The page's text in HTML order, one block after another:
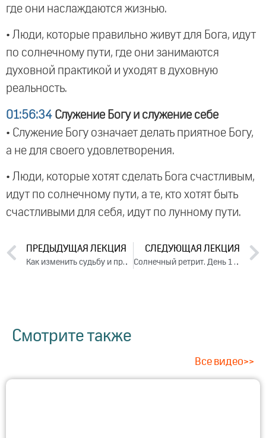
где они наслаждаются жизнью.
• Люди, которые правильно живут для Бога, идут
по солнечному пути, где они занимаются
духовной практикой и уходят в духовную
реальность.
01:56:34 Служение Богу и служение себе
• Служение Богу означает делать приятное Богу,
а не для своего удовлетворения.
• Люди, которые хотят сделать Бога счастливым,
идут по солнечному пути, а те, кто хотят быть
счастливыми для себя, идут по лунному пути.
ПРЕДЫДУЩАЯ ЛЕКЦИЯ
Как изменить судьбу и привлечь удачу. День 3. Часть 1 (2024)
СЛЕДУЮЩАЯ ЛЕКЦИЯ
Солнечный ретрит. День 1 (2024)
Смотрите также
Все видео>>